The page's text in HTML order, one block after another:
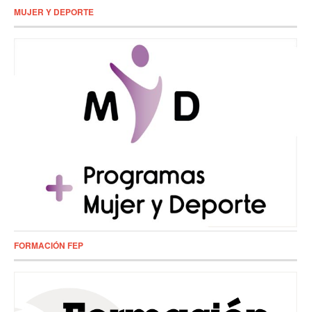
MUJER Y DEPORTE
FORMACIÓN FEP